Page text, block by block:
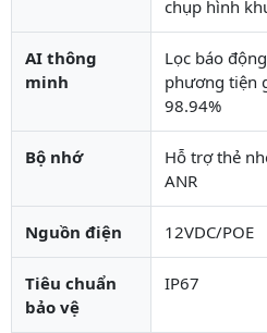
chụp hình
AI thông
minh
Lọc báo
phương tiện
98.94%
Bộ nhớ
Hỗ trợ thẻ
ANR
Nguồn điện 12VDC/POE
Tiêu chuẩn
bảo vệ
IP67